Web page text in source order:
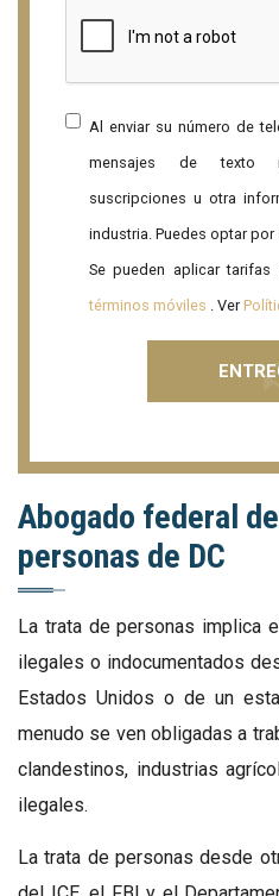
Al enviar su número de
mensajes de texto
suscripciones u otra
industria. Puedes optar por
Se pueden aplicar
términos móviles . Ver
Abogado federal
personas de DC
La trata de personas implica
ilegales o indocumentados
Estados Unidos o de un
menudo se ven obligadas a
clandestinos, industrias
ilegales.
La trata de personas desde